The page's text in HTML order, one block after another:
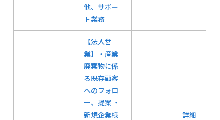
他、サポー
ト業務
【法人営
業】・産業
廃棄物に係
る既存顧客
へのフォロ
ー、提案 ・
新規企業様
詳細